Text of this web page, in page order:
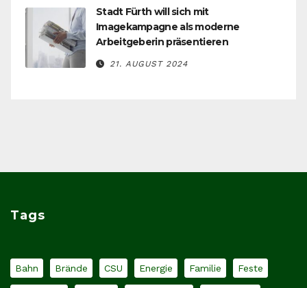
Stadt Fürth will sich mit
Imagekampagne als moderne
Arbeitgeberin präsentieren
21. AUGUST 2024
Tags
Bahn Brände CSU Energie Familie Feste